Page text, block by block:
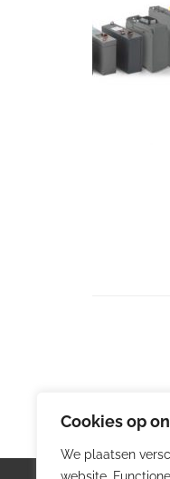
Cookies op
We plaatsen